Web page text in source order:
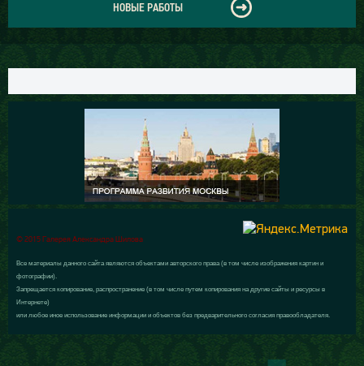
НОВЫЕ РАБОТЫ
© 2015 Галерея Александра Шилова
Все материалы данного сайта являются объектами авторского права (в том числе изображения картин и
фотографии).
Запрещается копирование, распространение (в том числе путем копирования на другие сайты и ресурсы в
Интернете)
или любое иное использование информации и объектов без предварительного согласия правообладателя.